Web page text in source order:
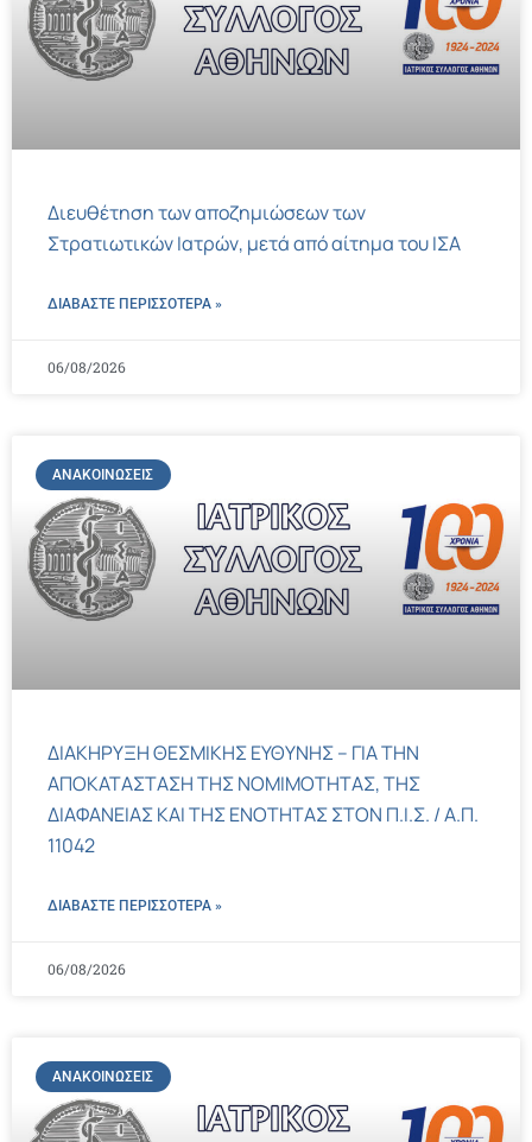
Διευθέτηση των αποζημιώσεων των
Στρατιωτικών Ιατρών, μετά από αίτημα του ΙΣΑ
ΔΙΑΒΑΣΤΕ ΠΕΡΙΣΣΌΤΕΡΑ »
06/08/2026
ΑΝΑΚΟΙΝΏΣΕΙΣ
ΔΙΑΚΗΡΥΞΗ ΘΕΣΜΙΚΗΣ ΕΥΘΥΝΗΣ – ΓΙΑ ΤΗΝ
ΑΠΟΚΑΤΑΣΤΑΣΗ ΤΗΣ ΝΟΜΙΜΟΤΗΤΑΣ, ΤΗΣ
ΔΙΑΦΑΝΕΙΑΣ ΚΑΙ ΤΗΣ ΕΝΟΤΗΤΑΣ ΣΤΟΝ Π.Ι.Σ. / Α.Π.
11042
ΔΙΑΒΑΣΤΕ ΠΕΡΙΣΣΌΤΕΡΑ »
06/08/2026
ΑΝΑΚΟΙΝΏΣΕΙΣ